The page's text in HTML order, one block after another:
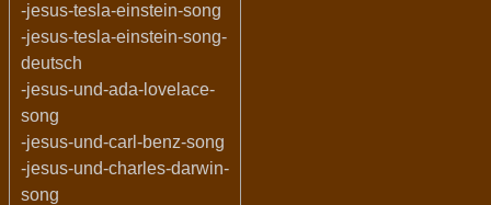
-jesus-tesla-einstein-song
-jesus-tesla-einstein-song-
deutsch
-jesus-und-ada-lovelace-
song
-jesus-und-carl-benz-song
-jesus-und-charles-darwin-
song